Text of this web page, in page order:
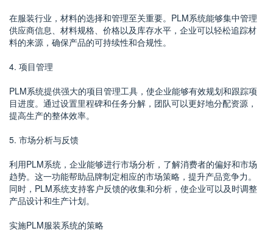
在服装行业，材料的选择和管理至关重要。PLM系统能够集中管理
供应商信息、材料规格、价格以及库存水平，企业可以轻松追踪材
料的来源，确保产品的可持续性和合规性。
4. 项目管理
PLM系统提供强大的项目管理工具，使企业能够有效规划和跟踪项
目进度。通过设置里程碑和任务分解，团队可以更好地分配资源，
提高生产的整体效率。
5. 市场分析与反馈
利用PLM系统，企业能够进行市场分析，了解消费者的偏好和市场
趋势。这一功能帮助品牌制定相应的市场策略，提升产品竞争力。
同时，PLM系统支持客户反馈的收集和分析，使企业可以及时调整
产品设计和生产计划。
实施PLM服装系统的策略